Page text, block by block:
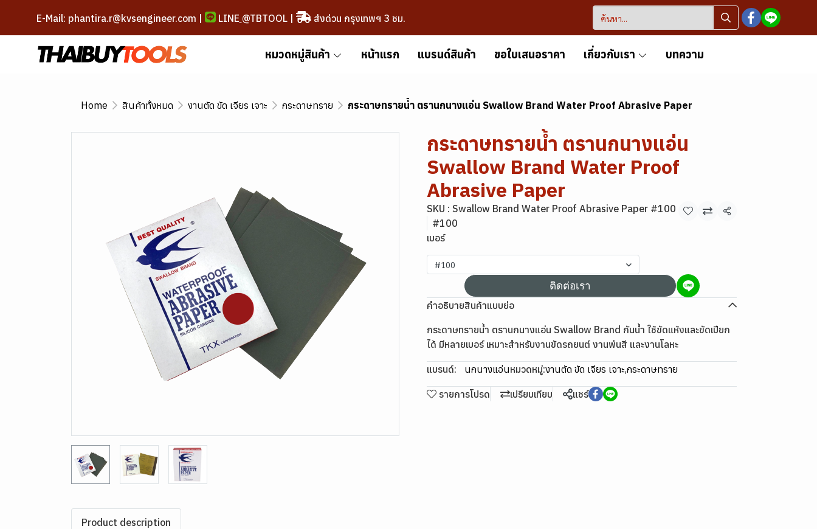
E-Mail: phantira.r@kvsengineer.com | LINE @TBTOOL| ส่งด่วน กรุงเทพฯ 3 ชม.
หมวดหมู่สินค้า หน้าแรก แบรนด์สินค้า ขอใบเสนอราคา เกี่ยวกับเรา บทความ
Home สินค้าทั้งหมด งานตัด ขัด เจียร เจาะ กระดาษทราย กระดาษทรายน้ำ ตรานกนางแอ่น Swallow Brand Water Proof Abrasive Paper
กระดาษทรายน้ำ ตรานกนางแอ่น
Swallow Brand Water Proof
Abrasive Paper
SKU : Swallow Brand Water Proof Abrasive Paper #100
#100
แชร์
เบอร์
#100
ติดต่อเรา
คำอธิบายสินค้าแบบย่อ
กระดาษทรายน้ำ ตรานกนางแอ่น Swallow Brand กันน้ำ ใช้ขัดแห้งและขัดเปียก
ได้ มีหลายเบอร์ เหมาะสำหรับงานขัดรถยนต์ งานพ่นสี และงานโลหะ
แบรนด์: นกนางแอ่นหมวดหมู่:งานตัด ขัด เจียร เจาะ,กระดาษทราย
รายการโปรด เปรียบเทียบ แชร์
Product description